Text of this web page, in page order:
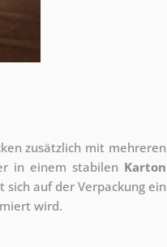
zusätzlich mit mehreren
in einem stabilen Karton
auf der Verpackung ein
wird.